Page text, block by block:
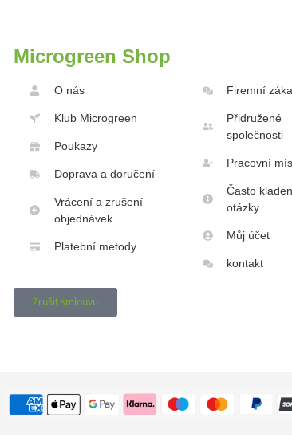
Microgreen Shop
O nás
Klub Microgreen
Poukazy
Doprava a doručení
Vrácení a zrušení
objednávek
Platební metody
Firemní
Přidružené
společnosti
Pracovní
Často
otázky
Můj účet
kontakt
Zrušit smlouvu